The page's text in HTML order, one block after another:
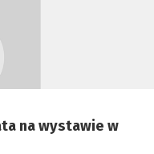
na wystawie w